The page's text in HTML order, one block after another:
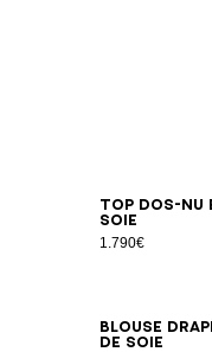
Top dos-nu
soie
1.790€
Blouse
de soie